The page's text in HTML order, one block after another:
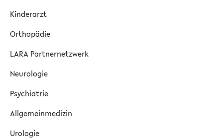
Kinderarzt
Orthopädie
LARA Partnernetzwerk
Neurologie
Psychiatrie
Allgemeinmedizin
Urologie